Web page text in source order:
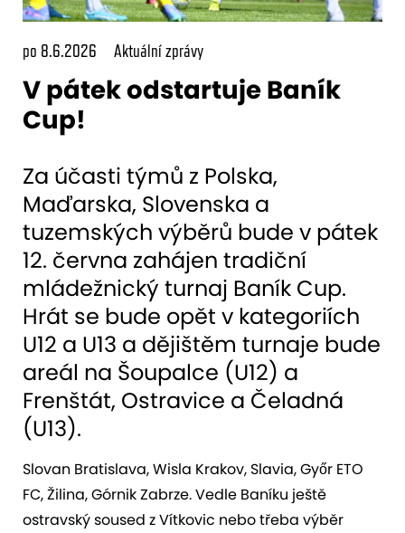
po 8.6.2026 Aktuální zprávy
V pátek odstartuje Baník
Cup!
Za účasti týmů z Polska,
Maďarska, Slovenska a
tuzemských výběrů bude v pátek
12. června zahájen tradiční
mládežnický turnaj Baník Cup.
Hrát se bude opět v kategoriích
U12 a U13 a dějištěm turnaje bude
areál na Šoupalce (U12) a
Frenštát, Ostravice a Čeladná
(U13).
Slovan Bratislava, Wisla Krakov, Slavia, Győr ETO
FC, Žilina, Górnik Zabrze. Vedle Baníku ještě
ostravský soused z Vítkovic nebo třeba výběr